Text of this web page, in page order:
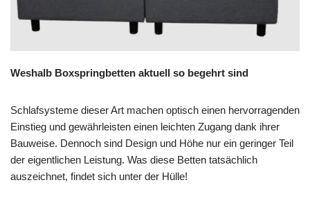
Weshalb Boxspringbetten aktuell so begehrt sind
Schlafsysteme dieser Art machen optisch einen hervorragenden
Einstieg und gewährleisten einen leichten Zugang dank ihrer
Bauweise. Dennoch sind Design und Höhe nur ein geringer Teil
der eigentlichen Leistung. Was diese Betten tatsächlich
auszeichnet, findet sich unter der Hülle!